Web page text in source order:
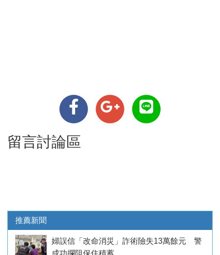
留言討論區
推薦新聞
婦誤信「改命消災」詐術險失13萬餘元 警
成功攔阻保住積蓄